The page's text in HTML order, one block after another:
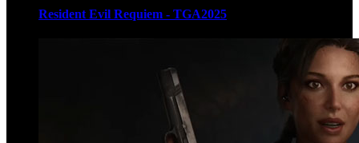
Resident Evil Requiem - TGA2025